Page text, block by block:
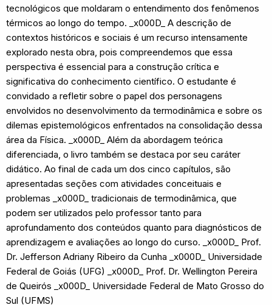
tecnológicos que moldaram o entendimento dos fenômenos
térmicos ao longo do tempo. _x000D_ A descrição de
contextos históricos e sociais é um recurso intensamente
explorado nesta obra, pois compreendemos que essa
perspectiva é essencial para a construção crítica e
significativa do conhecimento científico. O estudante é
convidado a refletir sobre o papel dos personagens
envolvidos no desenvolvimento da termodinâmica e sobre os
dilemas epistemológicos enfrentados na consolidação dessa
área da Física. _x000D_ Além da abordagem teórica
diferenciada, o livro também se destaca por seu caráter
didático. Ao final de cada um dos cinco capítulos, são
apresentadas seções com atividades conceituais e
problemas _x000D_ tradicionais de termodinâmica, que
podem ser utilizados pelo professor tanto para
aprofundamento dos conteúdos quanto para diagnósticos de
aprendizagem e avaliações ao longo do curso. _x000D_ Prof.
Dr. Jefferson Adriany Ribeiro da Cunha _x000D_ Universidade
Federal de Goiás (UFG) _x000D_ Prof. Dr. Wellington Pereira
de Queirós _x000D_ Universidade Federal de Mato Grosso do
Sul (UFMS)